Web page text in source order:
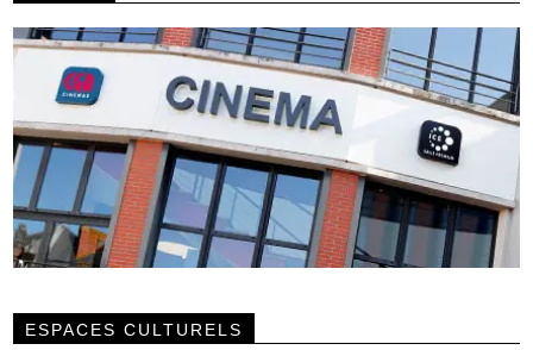
ESPACES CULTURELS